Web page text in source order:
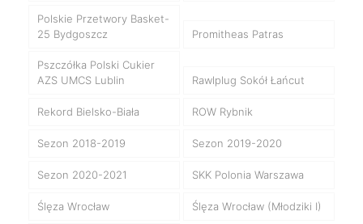
Polskie Przetwory Basket-
25 Bydgoszcz
Promitheas Patras
Pszczółka Polski Cukier
AZS UMCS Lublin
Rawlplug Sokół Łańcut
Rekord Bielsko-Biała ROW Rybnik
Sezon 2018-2019 Sezon 2019-2020
Sezon 2020-2021 SKK Polonia Warszawa
Ślęza Wrocław Ślęza Wrocław (Młodziki I)